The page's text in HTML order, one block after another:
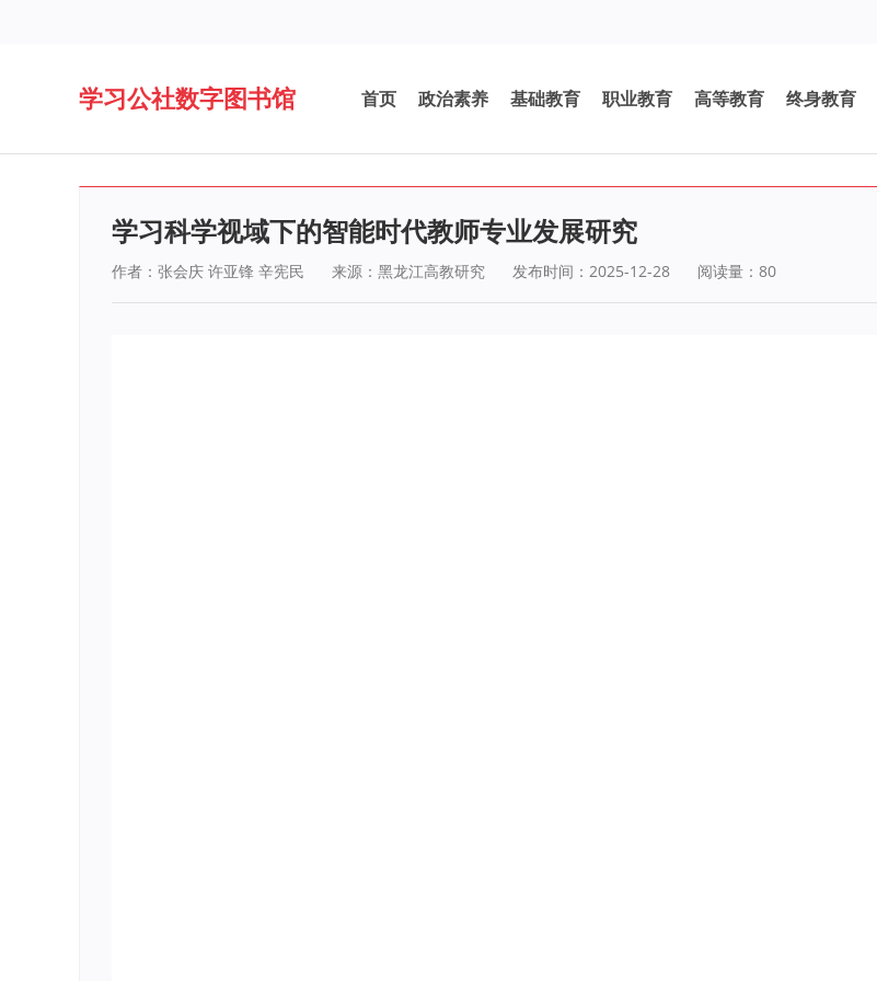
学习公社数字图书馆 首页 政治素养 基础教育 职业教育 高等教育 终身教育
学习科学视域下的智能时代教师专业发展研究
作者：张会庆 许亚锋 辛宪民 来源：黑龙江高教研究 发布时间：2025-12-28 阅读量： 80